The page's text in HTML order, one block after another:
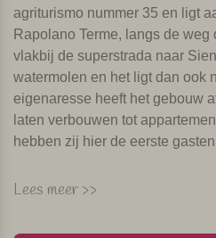
agriturismo nummer 35 en ligt
Rapolano Terme, langs de
vlakbij de superstrada naar
watermolen en het ligt dan ook
eigenaresse heeft het gebouw
laten verbouwen tot
hebben zij hier de eerste
Rapolano Terme is bekend
is een iets grotere plaats en ligt
Lees meer >>